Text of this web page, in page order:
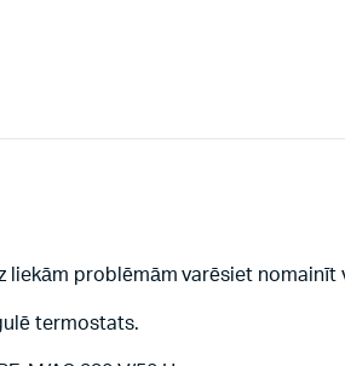
problēmām varēsiet
termostats.